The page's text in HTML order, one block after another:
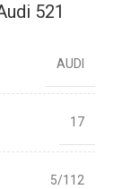
521
AUDI
17
5/112